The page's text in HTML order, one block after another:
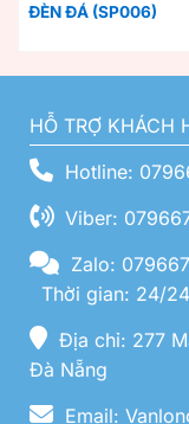
ĐÈN ĐÁ (SP006)
HỖ TRỢ KHÁCH
Hotline:
Viber:
Zalo:
Thời gian: 24/
Địa chỉ: 277
Đà Nẵng
Email: